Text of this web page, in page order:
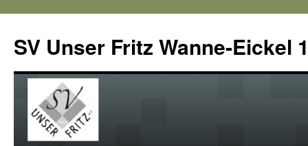
SV Unser Fritz Wanne-Eickel